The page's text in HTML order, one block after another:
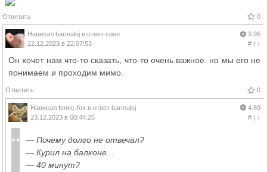
Ответить 0
Написал barmalej в ответ coen
22.12.2023 в 22:07:53
3.96
#| ↑
Он хочет нам что-то сказать, что-то очень важное. но мы его не
понимаем и проходим мимо.
Ответить 0
Написал fenec-fox в ответ barmalej
23.12.2023 в 00:44:25
4.89
#| ↑
— Почему долго не отвечал?
— Курил на балконе...
— 40 минут?